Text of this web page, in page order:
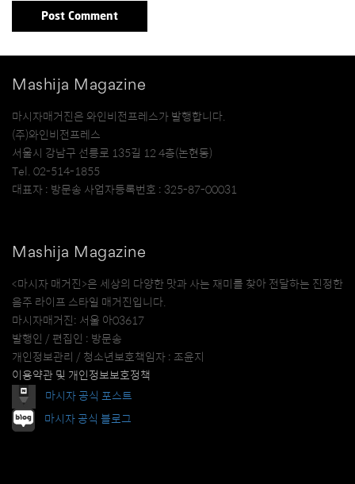
Mashija Magazine
마시자매거진은 와인비전프레스가 발행합니다.
(주)와인비전프레스
서울시 강남구 선릉로 135길 12 4층(논현동)
Tel. 02-514-1855
대표자 : 방문송 사업자등록번호 : 325-87-00031
Mashija Magazine
<마시자 매거진>은 세상의 다양한 맛과 사는 재미를 찾아 전달하는 진정한
음주 라이프 스타일 매거진입니다.
마시자매거진: 서울 아03617
발행인 / 편집인 : 방문송
개인정보관리 / 청소년보호책임자 : 조윤지
이용약관 및 개인정보보호정책
마시자 공식 포스트
마시자 공식 블로그